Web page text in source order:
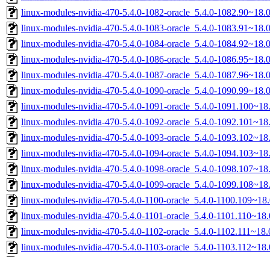
linux-modules-nvidia-470-5.4.0-1082-oracle_5.4.0-
linux-modules-nvidia-470-5.4.0-1083-oracle_5.4.0-
linux-modules-nvidia-470-5.4.0-1084-oracle_5.4.0-
linux-modules-nvidia-470-5.4.0-1086-oracle_5.4.0-
linux-modules-nvidia-470-5.4.0-1087-oracle_5.4.0-
linux-modules-nvidia-470-5.4.0-1090-oracle_5.4.0-
linux-modules-nvidia-470-5.4.0-1091-oracle_5.4.0-
linux-modules-nvidia-470-5.4.0-1092-oracle_5.4.0-
linux-modules-nvidia-470-5.4.0-1093-oracle_5.4.0-
linux-modules-nvidia-470-5.4.0-1094-oracle_5.4.0-
linux-modules-nvidia-470-5.4.0-1098-oracle_5.4.0-
linux-modules-nvidia-470-5.4.0-1099-oracle_5.4.0-
linux-modules-nvidia-470-5.4.0-1100-oracle_5.4.0-
linux-modules-nvidia-470-5.4.0-1101-oracle_5.4.0-
linux-modules-nvidia-470-5.4.0-1102-oracle_5.4.0-
linux-modules-nvidia-470-5.4.0-1103-oracle_5.4.0-